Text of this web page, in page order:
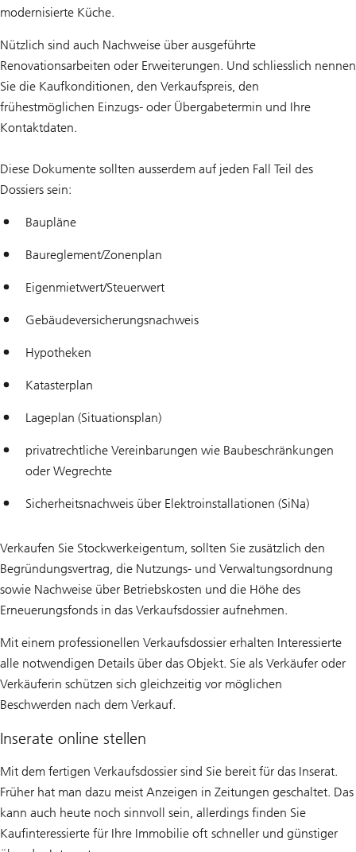
modernisierte Küche.
Nützlich sind auch Nachweise über ausgeführte
Renovationsarbeiten oder Erweiterungen. Und schliesslich nennen
Sie die Kaufkonditionen, den Verkaufspreis, den
frühestmöglichen Einzugs- oder Übergabetermin und Ihre
Kontaktdaten.
Diese Dokumente sollten ausserdem auf jeden Fall Teil des
Dossiers sein:
Baupläne
Baureglement/Zonenplan
Eigenmietwert/Steuerwert
Gebäudeversicherungsnachweis
Hypotheken
Katasterplan
Lageplan (Situationsplan)
privatrechtliche Vereinbarungen wie Baubeschränkungen
oder Wegrechte
Sicherheitsnachweis über Elektroinstallationen (SiNa)
Verkaufen Sie Stockwerkeigentum, sollten Sie zusätzlich den
Begründungsvertrag, die Nutzungs- und Verwaltungsordnung
sowie Nachweise über Betriebskosten und die Höhe des
Erneuerungsfonds in das Verkaufsdossier aufnehmen.
Mit einem professionellen Verkaufsdossier erhalten Interessierte
alle notwendigen Details über das Objekt. Sie als Verkäufer oder
Verkäuferin schützen sich gleichzeitig vor möglichen
Beschwerden nach dem Verkauf.
Inserate online stellen
Mit dem fertigen Verkaufsdossier sind Sie bereit für das Inserat.
Früher hat man dazu meist Anzeigen in Zeitungen geschaltet. Das
kann auch heute noch sinnvoll sein, allerdings finden Sie
Kaufinteressierte für Ihre Immobilie oft schneller und günstiger